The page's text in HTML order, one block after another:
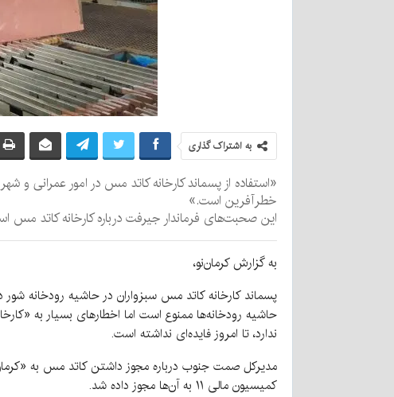
به اشتراک گذاری
«استفاده از پسماند کارخانه کاتد مس در امور عمرانی
خطرآفرین است.»
این صحبت‌های فرماندار جیرفت درباره کارخانه کاتد مس
به گزارش کرمان‌نو،
پسماند کارخانه کاتد مس سبزواران در حاشیه رودخانه
ندارد، تا امروز فایده‌ای نداشته است.
کمیسیون مالی ۱۱ به آن‌ها مجوز داده شد.